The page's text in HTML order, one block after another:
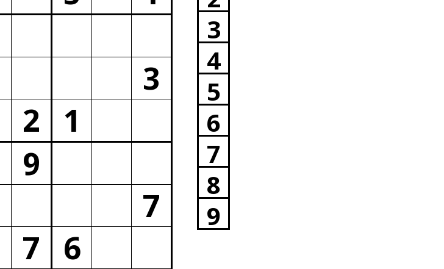
3
2
1
9
7
7 6
3
4
5
6
7
8
9